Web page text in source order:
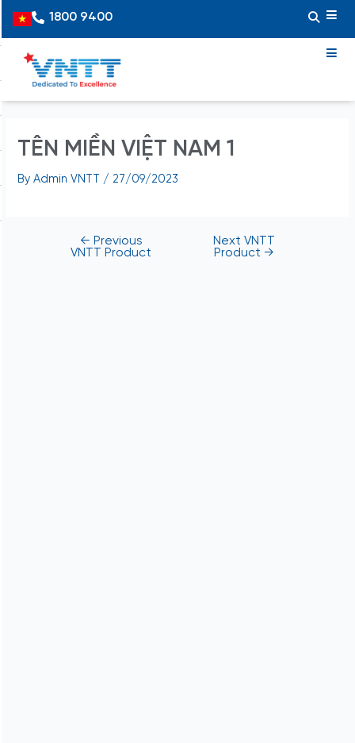
content
Vietnamese
1800 9400
TÊN MIỀN VIỆT NAM 1
ByAdmin VNTT / 27/09/2023
navigation
← Previous
VNTT Product
Next VNTT
Product →